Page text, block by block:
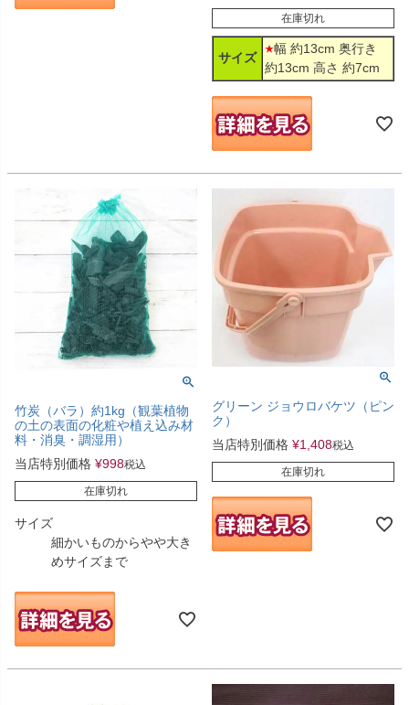
在庫切れ
サイズ
幅 約13cm 奥行き
約13cm 高さ 約7cm
竹炭（バラ）約1kg（観葉植物
の土の表面の化粧や植え込み材
料・消臭・調湿用）
当店特別価格 ¥998税込
在庫切れ
サイズ
細かいものからやや大き
めサイズまで
グリーン ジョウロバケツ（ピン
ク）
当店特別価格 ¥1,408税込
在庫切れ